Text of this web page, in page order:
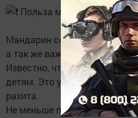
Польза мандарина:
Мандарин содержит
а так же важных минералов
Известно, что мандарин
детям. Это убережет их со
рахита.
Не меньше пользы мандарин